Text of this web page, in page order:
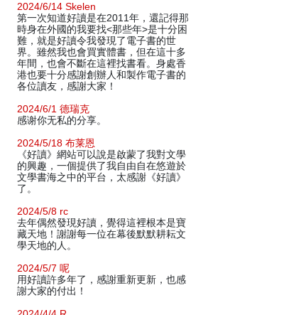
2024/6/14 Skelen
第一次知道好讀是在2011年，還記得那
時身在外國的我要找<那些年>是十分困
難，就是好讀令我發現了電子書的世
界。雖然我也會買實體書，但在這十多
年間，也會不斷在這裡找書看。身處香
港也要十分感謝創辦人和製作電子書的
各位讀友，感謝大家！
2024/6/1 德瑞克
感谢你无私的分享。
2024/5/18 布莱恩
《好讀》網站可以說是啟蒙了我對文學
的興趣，一個提供了我自由自在悠遊於
文學書海之中的平台，太感謝《好讀》
了。
2024/5/8 rc
去年偶然發現好讀，覺得這裡根本是寶
藏天地！謝謝每一位在幕後默默耕耘文
學天地的人。
2024/5/7 呢
用好讀許多年了，感謝重新更新，也感
謝大家的付出！